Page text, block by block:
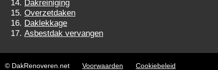
Dakreiniging
Overzetdaken
Daklekkage
Asbestdak vervangen
© DakRenoveren.net Voorwaarden
Cookiebeleid